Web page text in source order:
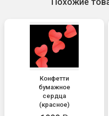
Конфетти
бумажное
сердца
(красное)